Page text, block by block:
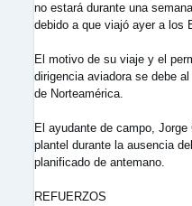
no estará durante una
debido a que viajó ayer a los
El motivo de su viaje y el
dirigencia aviadora se debe
de Norteamérica.
El ayudante de campo, Jorge
plantel durante la ausencia
planificado de antemano.
REFUERZOS